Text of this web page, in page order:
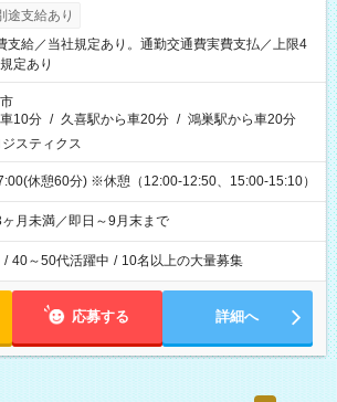
途支給あり
支給／当社規定あり。通勤交通費実費支払／上限4
定あり
10分 / 久喜駅から車20分 / 鴻巣駅から車20分
スティクス
休憩60分) ※休憩（12:00-12:50、15:00-15:10）
月未満／即日～9月末まで
/ 40～50代活躍中 / 10名以上の大量募集
応募する 詳細へ